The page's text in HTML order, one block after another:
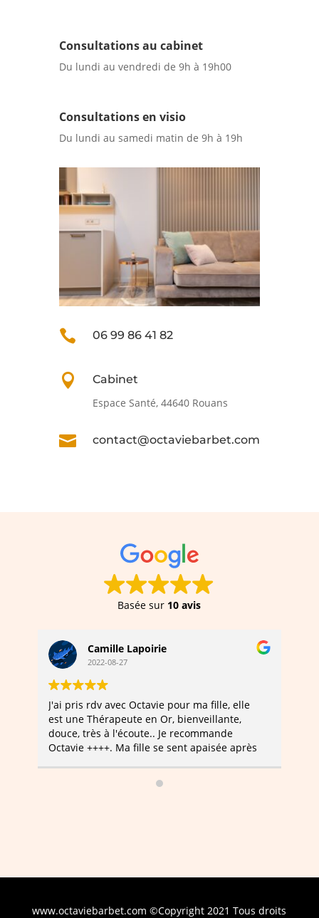
Consultations au cabinet
Du lundi au vendredi de 9h à 19h00
Consultations en visio
Du lundi au samedi matin de 9h à 19h
 06 99 86 41 82

Cabinet
Espace Santé, 44640 Rouans
 contact@octaviebarbet.com
Basée sur 10 avis
Camille Lapoirie
2022-08-27
J'ai pris rdv avec Octavie pour ma fille, elle
est une Thérapeute en Or, bienveillante,
douce, très à l'écoute.. Je recommande
Octavie ++++. Ma fille se sent apaisée après
dire que vous êtes "exceptionnelle" Camille
www.octaviebarbet.com ©Copyright 2021 Tous droits